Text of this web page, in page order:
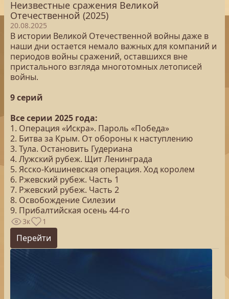
Неизвестные сражения Великой
Отечественной (2025)
20.08.2025
В истории Великой Отечественной войны даже в
наши дни остается немало важных для компаний и
периодов войны сражений, оставшихся вне
пристального взгляда многотомных летописей
войны.
9 серий
Все серии 2025 года:
1. Операция «Искра». Пароль «Победа»
2. Битва за Крым. От обороны к наступлению
3. Тула. Остановить Гудериана
4. Лужский рубеж. Щит Ленинграда
5. Ясско-Кишиневская операция. Ход королем
6. Ржевский рубеж. Часть 1
7. Ржевский рубеж. Часть 2
8. Освобождение Силезии
9. Прибалтийская осень 44-го
3к 1
Перейти